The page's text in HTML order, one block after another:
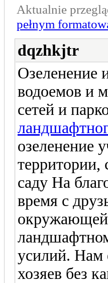
Aktualnie
pełnym
dqzhkjtr
Озеленение
водоемов и
сетей и
озеленение
территории,
саду На
время с
окружающей
усилий. Нам
хозяев без